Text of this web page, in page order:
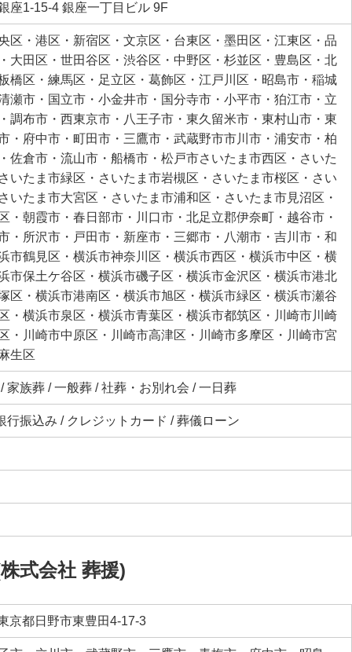
座1-15-4 銀座一丁目ビル 9F
区・港区・新宿区・文京区・台東区・墨田区・江東区・品
大田区・世田谷区・渋谷区・中野区・杉並区・豊島区・北
橋区・練馬区・足立区・葛飾区・江戸川区・昭島市・稲城
瀬市・国立市・小金井市・国分寺市・小平市・狛江市・立
調布市・西東京市・八王子市・東久留米市・東村山市・東
・府中市・町田市・三鷹市・武蔵野市市川市・浦安市・柏
佐倉市・流山市・船橋市・松戸市さいたま市西区・さいた
いたま市緑区・さいたま市岩槻区・さいたま市桜区・さい
いたま市大宮区・さいたま市浦和区・さいたま市見沼区・
・朝霞市・春日部市・川口市・北足立郡伊奈町・越谷市・
・所沢市・戸田市・新座市・三郷市・八潮市・吉川市・和
市鶴見区・横浜市神奈川区・横浜市西区・横浜市中区・横
市保土ケ谷区・横浜市磯子区・横浜市金沢区・横浜市港北
区・横浜市港南区・横浜市旭区・横浜市緑区・横浜市瀬谷
・横浜市泉区・横浜市青葉区・横浜市都筑区・川崎市川崎
・川崎市中原区・川崎市高津区・川崎市多摩区・川崎市宮
生区
家族葬 / 一般葬 / 社葬・お別れ会 / 一日葬
行振込み / クレジットカード / 葬儀ローン
式会社 葬援)
都日野市東豊田4-17-3